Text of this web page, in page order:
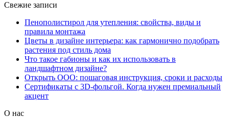
Свежие записи
Пенополистирол для утепления: свойства, виды и
правила монтажа
Цветы в дизайне интерьера: как гармонично подобрать
растения под стиль дома
Что такое габионы и как их использовать в
ландшафтном дизайне?
Открыть ООО: пошаговая инструкция, сроки и расходы
Сертификаты с 3D-фольгой. Когда нужен премиальный
акцент
О нас